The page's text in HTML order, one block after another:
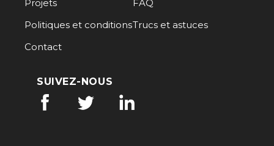
Projets
FAQ
Politiques et conditionsTrucs et astuces
Contact
SUIVEZ-NOUS